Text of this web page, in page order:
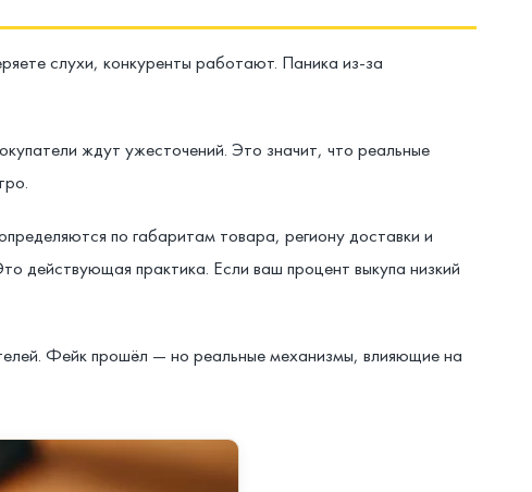
слухи, конкуренты работают. Паника из-за
ждут ужесточений. Это значит, что реальные
по габаритам товара, региону доставки и
действующая практика. Если ваш процент выкупа низкий
Фейк прошёл — но реальные механизмы, влияющие на